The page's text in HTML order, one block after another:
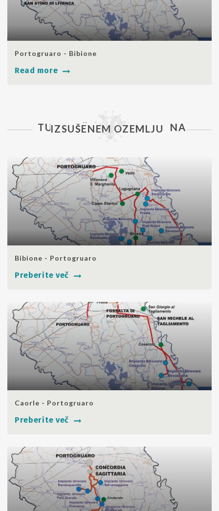
Portogruaro - Bibione
Read more
TURISTIČNI ITINERARIJI NA
IZSUŠENEM OZEMLJU
Bibione - Portogruaro
Preberite več
Caorle - Portogruaro
Preberite več